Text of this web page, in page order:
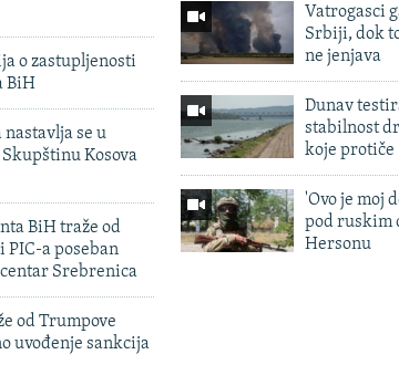
o zastupljenosti
BiH
se u
Kosova
BiH traže od
a poseban
Srebrenica
od Trumpove
uvođenje sankcija
Vatrogasci
Srbiji, dok
ne jenjava
Dunav
stabilnost
koje protiče
'Ovo je moj
pod ruskim
Hersonu